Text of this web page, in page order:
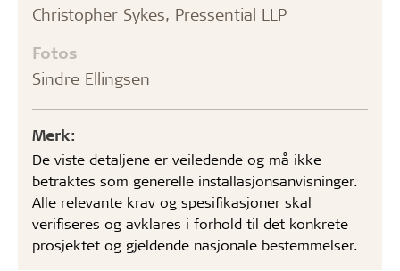
Christopher Sykes, Pressential LLP
Fotos
Sindre Ellingsen
Merk:
De viste detaljene er veiledende og må ikke
betraktes som generelle installasjonsanvisninger.
Alle relevante krav og spesifikasjoner skal
verifiseres og avklares i forhold til det konkrete
prosjektet og gjeldende nasjonale bestemmelser.